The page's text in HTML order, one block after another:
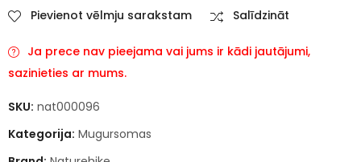
Pievienot vēlmju sarakstam Salīdzināt
Ja prece nav pieejama vai jums ir kādi jautājumi,
sazinieties ar mums.
SKU: nat000096
Kategorija: Mugursomas